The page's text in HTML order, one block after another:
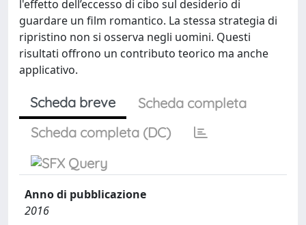
l'effetto dell’eccesso di cibo sul desiderio di
guardare un film romantico. La stessa strategia di
ripristino non si osserva negli uomini. Questi
risultati offrono un contributo teorico ma anche
applicativo.
Scheda breve
Scheda completa
Scheda completa (DC)
Anno di pubblicazione
2016